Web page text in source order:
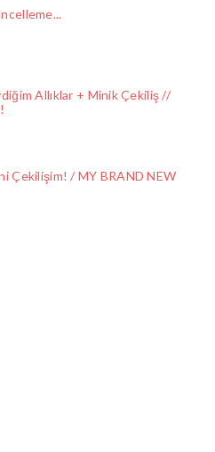
Allıklar + Minik Çekiliş //
Çekilişim! / MY BRAND NEW